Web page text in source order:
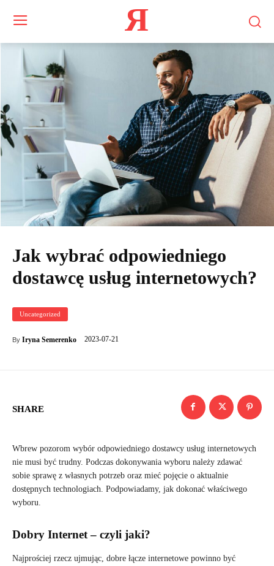
Я
Jak wybrać odpowiedniego
dostawcę usług internetowych?
Uncategorized
By Iryna Semerenko 2023-07-21
SHARE
Wbrew pozorom wybór odpowiedniego dostawcy usług internetowych
nie musi być trudny. Podczas dokonywania wyboru należy zdawać
sobie sprawę z własnych potrzeb oraz mieć pojęcie o aktualnie
dostępnych technologiach. Podpowiadamy, jak dokonać właściwego
wyboru.
Dobry Internet – czyli jaki?
Najprościej rzecz ujmując, dobre łącze internetowe powinno być